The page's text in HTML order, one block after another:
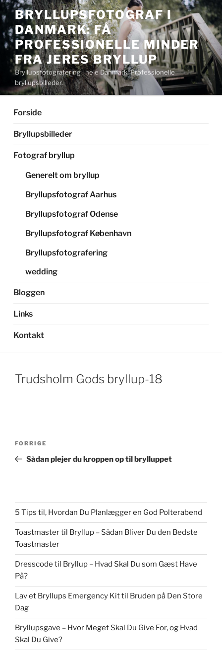
Videre
til
indhold
BRYLLUPSFOTOGRAF I
DANMARK: FÅ
PROFESSIONELLE MINDER
FRA JERES BRYLLUP
Bryllupsfotografering i hele Danmark. Professionelle
bryllupsbilleder.
Forside
Bryllupsbilleder
Fotograf bryllup
Generelt om bryllup
Bryllupsfotograf Aarhus
Bryllupsfotograf Odense
Bryllupsfotograf København
Bryllupsfotografering
wedding
Bloggen
Links
Kontakt
Trudsholm Gods bryllup-18
Forrige
indlæg
FORRIGE
Sådan plejer du kroppen op til brylluppet
5 Tips til, Hvordan Du Planlægger en God Polterabend
Toastmaster til Bryllup – Sådan Bliver Du den Bedste
Toastmaster
Dresscode til Bryllup – Hvad Skal Du som Gæst Have
På?
Lav et Bryllups Emergency Kit til Bruden på Den Store
Dag
Bryllupsgave – Hvor Meget Skal Du Give For, og Hvad
Skal Du Give?